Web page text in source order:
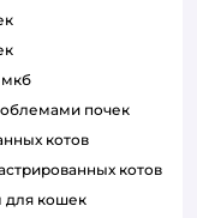
мкб
почек
котов
котов
для кошек